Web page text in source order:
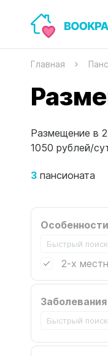
Главная
Размещение в
1050 рублей/
3 пансионата
Особенности
2-х
Заболевания